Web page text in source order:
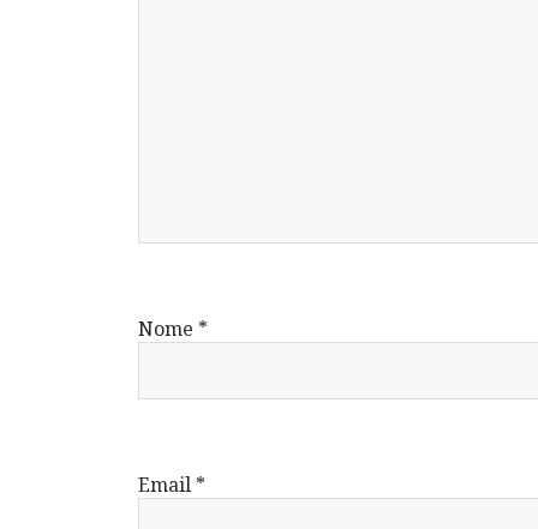
Nome *
Email *